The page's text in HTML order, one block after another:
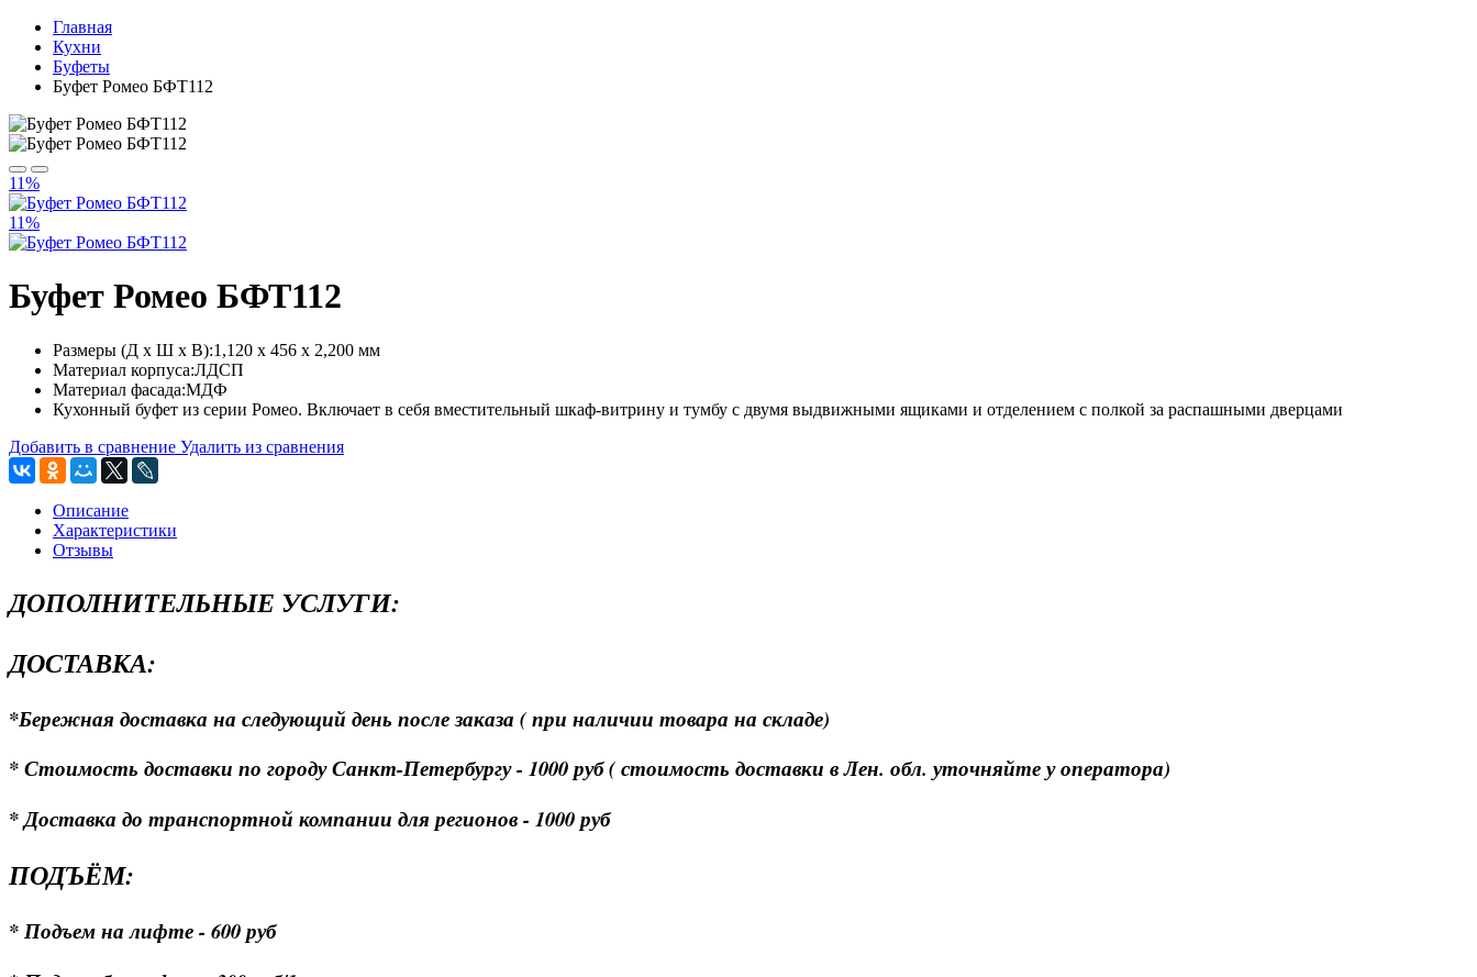
Главная
Кухни
Буфеты
Буфет Ромео БФТ112
11%
11%
Буфет Ромео БФТ112
Размеры (Д x Ш x В):1,120 x 456 x 2,200 мм
Материал корпуса:ЛДСП
Материал фасада:МДФ
Кухонный буфет из серии Ромео. Включает в себя вместительный шкаф-витрину и тумбу с двумя выдвижными ящиками и отделением с полкой за распашными дверцами
Добавить в сравнение Удалить из сравнения
Описание
Характеристики
Отзывы
ДОПОЛНИТЕЛЬНЫЕ УСЛУГИ:
ДОСТАВКА:
*Бережная доставка на следующий день после заказа ( при наличии товара на складе)
* Стоимость доставки по городу Санкт-Петербургу - 1000 руб ( стоимость доставки в Лен. обл. уточняйте у оператора)
* Доставка до транспортной компании для регионов - 1000 руб
ПОДЪЁМ:
* Подъем на лифте - 600 руб